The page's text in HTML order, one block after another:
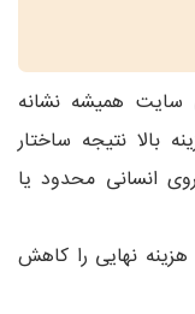
سایت همیشه نشانه
بالا نتیجه ساختار
انسانی محدود یا
هزینه نهایی را کاهش